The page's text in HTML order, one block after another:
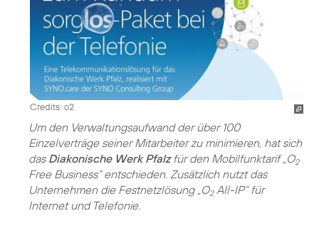
Credits: o2
Um den Verwaltungsaufwand der über 100
Einzelverträge seiner Mitarbeiter zu minimieren, hat sich
das Diakonische Werk Pfalzfür den Mobilfunktarif „O2
Free Business“ entschieden. Zusätzlich nutzt das
Unternehmen die Festnetzlösung „O2All-IP“ für
Internet und Telefonie.